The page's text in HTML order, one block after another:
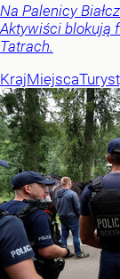
Na Palenicy
Aktywiści blokują
Tatrach.
KrajMiejsca